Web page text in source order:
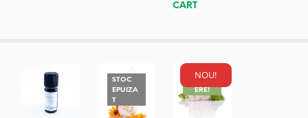
CART
STOC
EPUIZA
T
NOU!
REDUC
ERE!